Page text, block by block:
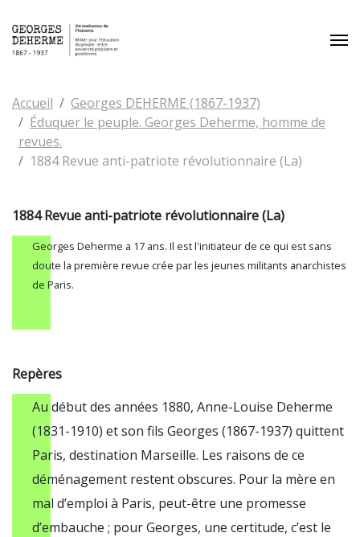
Accueil
Georges DEHERME (1867-1937)
Éduquer le peuple. Georges Deherme, homme de
revues.
1884 Revue anti-patriote révolutionnaire (La)
1884 Revue anti-patriote révolutionnaire (La)
Georges Deherme a 17 ans. Il est l'initiateur de ce qui est sans
doute la première revue crée par les jeunes militants anarchistes
de Paris.
Repères
Au début des années 1880, Anne-Louise Deherme
(1831-1910) et son fils Georges (1867-1937) quittent
Paris, destination Marseille. Les raisons de ce
déménagement restent obscures. Pour la mère en
mal d’emploi à Paris, peut-être une promesse
d’embauche ; pour Georges, une certitude, c’est le